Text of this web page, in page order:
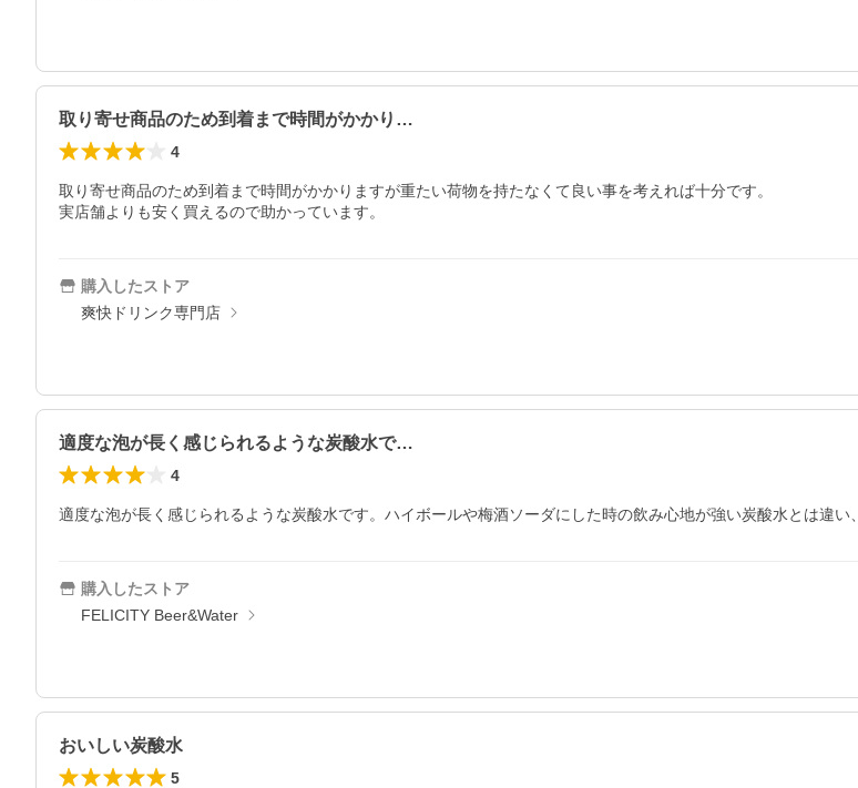
取り寄せ商品のため到着まで時間がかかり…
4
取り寄せ商品のため到着まで時間がかかりますが重たい荷物を持たなくて良い事を考えれば十分です。
実店舗よりも安く買えるので助かっています。
購入したストア
爽快ドリンク専門店
適度な泡が長く感じられるような炭酸水で…
4
適度な泡が長く感じられるような炭酸水です。ハイボールや梅酒ソーダにした時の飲み心地が強い炭酸水とは違い
購入したストア
FELICITY Beer&Water
おいしい炭酸水
5